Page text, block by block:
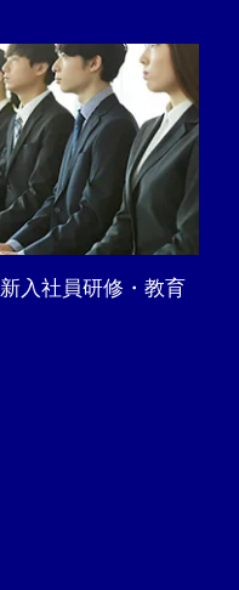
新入社員研修・教育